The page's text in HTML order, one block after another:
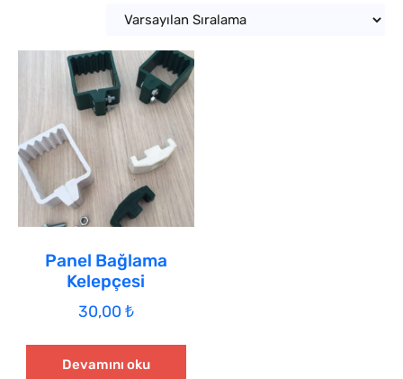
Panel Bağlama
Kelepçesi
30,00 ₺
Devamını oku